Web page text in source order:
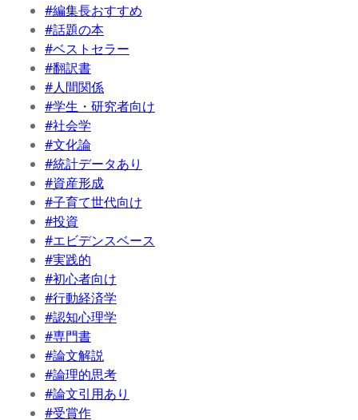
#編集長おすすめ
#話題の本
#ベストセラー
#翻訳書
#人間関係
#学生・研究者向け
#社会学
#文化論
#統計データあり
#資産形成
#子育て世代向け
#投資
#エビデンスベース
#実践的
#初心者向け
#行動経済学
#認知心理学
#専門書
#論文解説
#論理的思考
#論文引用あり
#受賞作